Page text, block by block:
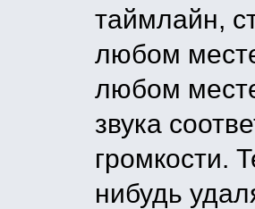
таймлайн,
любом
любом
звука
громкости.
нибудь